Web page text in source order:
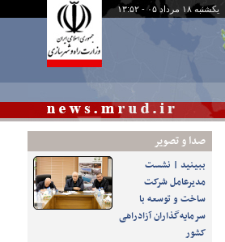
یکشنبه ۱۸ مرداد ۰۵ - ۱۳:۵۲
صدا و تصوير
ببینید | نشست
مدیرعامل شرکت
ساخت و توسعه با
سرمایه‌گذاران آزادراهی
کشور